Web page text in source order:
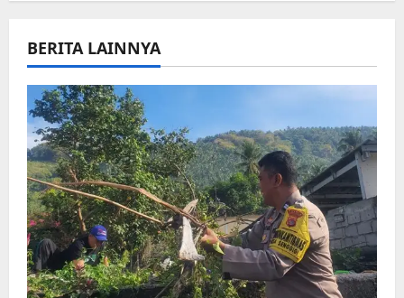
v
i
g
a
t
i
o
BERITA LAINNYA